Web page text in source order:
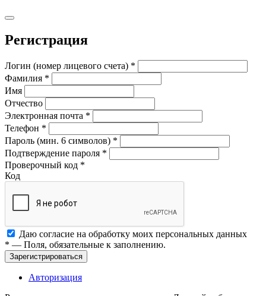
Регистрация
Логин (номер лицевого счета) *
Фамилия *
Имя
Отчество
Электронная почта *
Телефон *
Пароль (мин. 6 символов) *
Подтверждение пароля *
Проверочный код *
Код
Даю согласие на обработку моих персональных данных
* — Поля, обязательные к заполнению.
Зарегистрироваться
Авторизация